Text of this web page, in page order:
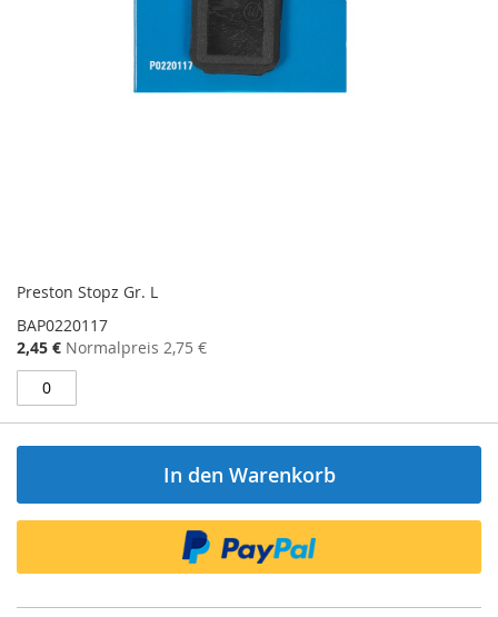
Preston Stopz Gr. L
BAP0220117
Sonderangebot
2,45 € Normalpreis 2,75 €
In den Warenkorb